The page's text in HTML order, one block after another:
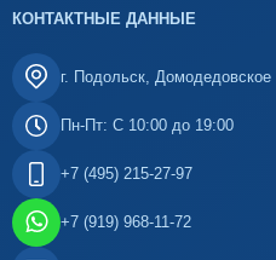
КОНТАКТНЫЕ ДАННЫЕ
г. Подольск,
Пн-Пт: С 10:00 до 19:00
+7 (495) 215-27-97
+7 (919) 968-11-72